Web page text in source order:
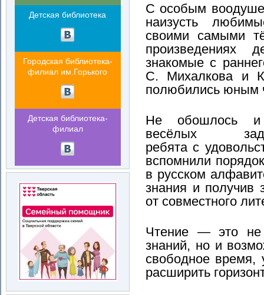
Детская библиотека
Городская библиотека-
филиал им.Горького
Детская библиотека-
филиал
С особым
наизусть
своими самыми
произведениях
знакомые с
С. Михалкова и
полюбились юным
Не обошлось
весёлых
ребята с
вспомнили
в русском
знания и получив
от совместного
Чтение — это не
знаний, но и
свободное время,
расширить